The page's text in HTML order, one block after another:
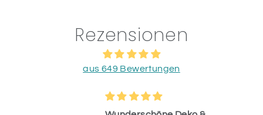
Rezensionen
aus 649 Bewertungen